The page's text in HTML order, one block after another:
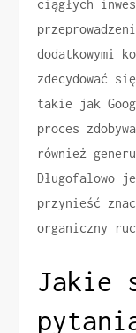
ciągłych
dodatkowymi
zdecydować
takie jak
proces
również
Długofalowo
przynieść
organiczny
Jakie